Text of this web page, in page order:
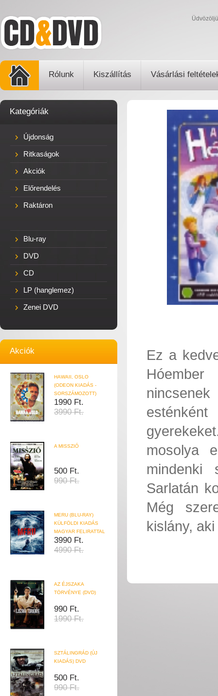
Rólunk Kiszállítás Vásárlási
Kategóriák
Újdonság
Ritkaságok
Akciók
Előrendelés
Raktáron
Blu-ray
DVD
CD
LP (hanglemez)
Zenei DVD
Akciók
HAWAII, OSLO
(ODEON KIADÁS -
SORSZÁMOZOTT)
1990 Ft.
3990 Ft.
A MISSZIÓ
500 Ft.
990 Ft.
MERU (BLU-RAY)
KÜLFÖLDI KIADÁS
MAGYAR FELIRATTAL
3990 Ft.
4990 Ft.
AZ ÉJSZAKA
TÖRVÉNYE (DVD)
990 Ft.
1990 Ft.
SZTÁLINGRÁD (ÚJ
KIADÁS) DVD
500 Ft.
990 Ft.
Ez a
mosolya
mindenki
Sarlatán
Még
kislány,